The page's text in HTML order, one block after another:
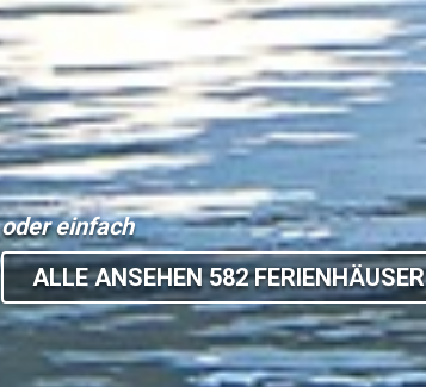
oder einfach
ALLE ANSEHEN 582 FERIENHÄUSER